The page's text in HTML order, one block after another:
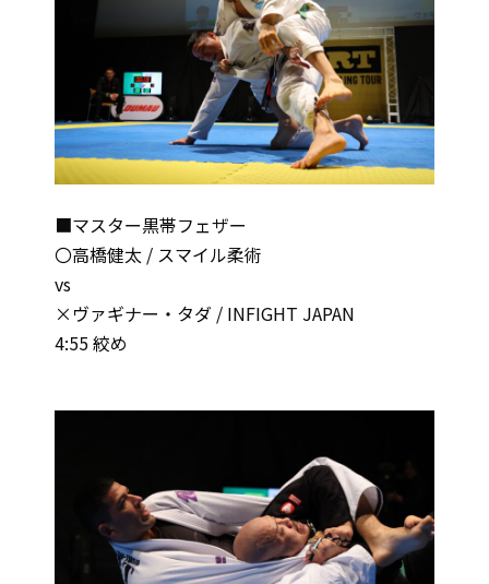
■マスター黒帯フェザー
〇高橋健太 / スマイル柔術
vs
×ヴァギナー・タダ / INFIGHT JAPAN
4:55 絞め